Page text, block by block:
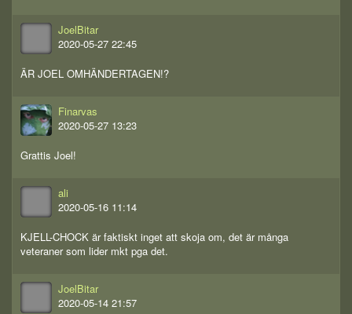
JoelBitar
2020-05-27 22:45
ÄR JOEL OMHÄNDERTAGEN!?
Finarvas
2020-05-27 13:23
Grattis Joel!
ali
2020-05-16 11:14
KJELL-CHOCK är faktiskt inget att skoja om, det är många
veteraner som lider mkt pga det.
JoelBitar
2020-05-14 21:57